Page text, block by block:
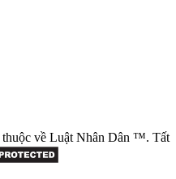
về Luật Nhân Dân ™. Tất